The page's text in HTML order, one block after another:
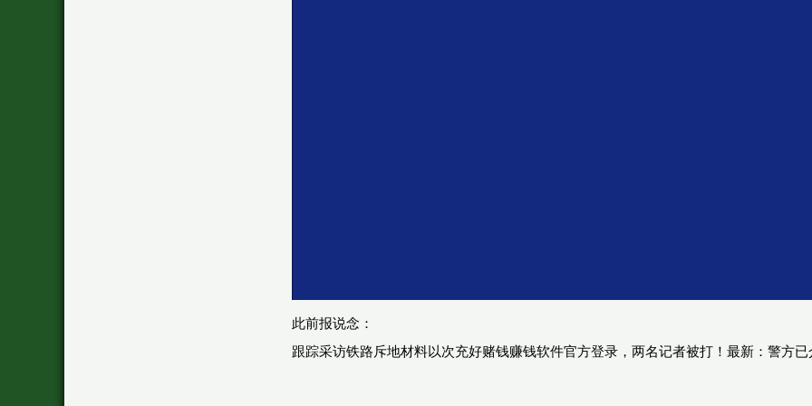
此前报说念：
跟踪采访铁路斥地材料以次充好赌钱赚钱软件官方登录，两名记者被打！最新：警方已